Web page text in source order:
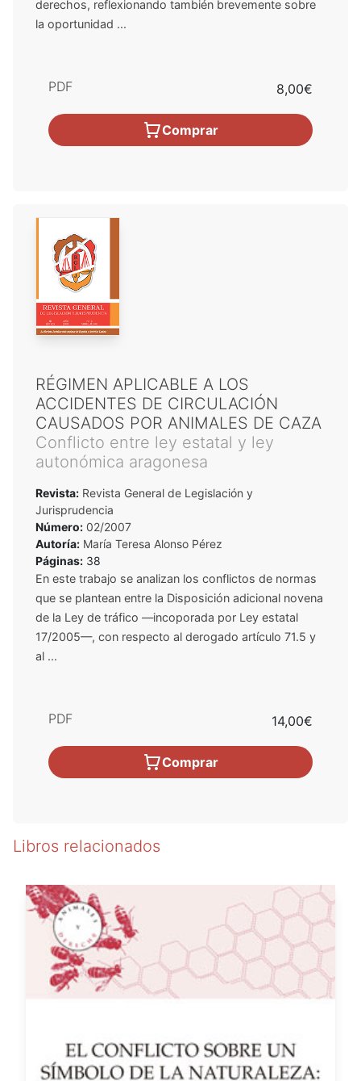
derechos, reflexionando también brevemente sobre
la oportunidad ...
PDF 8,00€
Comprar
RÉGIMEN APLICABLE A LOS
ACCIDENTES DE CIRCULACIÓN
CAUSADOS POR ANIMALES DE CAZA
Conflicto entre ley estatal y ley
autonómica aragonesa
Revista: Revista General de Legislación y
Jurisprudencia
Número: 02/2007
Autoría: María Teresa Alonso Pérez
Páginas: 38
En este trabajo se analizan los conflictos de normas
que se plantean entre la Disposición adicional novena
de la Ley de tráfico —incoporada por Ley estatal
17/2005—, con respecto al derogado artículo 71.5 y
al ...
PDF 14,00€
Comprar
Libros relacionados